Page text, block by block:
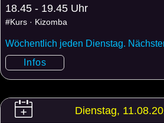
18.45 - 19.45 Uhr
#Kurs · Kizomba
Wöchentlich jeden Dienstag.
Infos
Dienstag,